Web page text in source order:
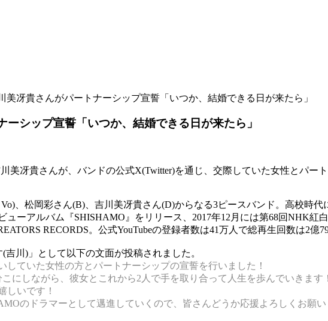
美冴貴さんがパートナーシップ宣誓「いつか、結婚できる日が来たら」
ーシップ宣誓「いつか、結婚できる日が来たら」
美冴貴さんが、バンドの公式X(Twitter)を通じ、交際していた女性とパー
、松岡彩さん(B)、吉川美冴貴さん(D)からなる3ピースバンド。高校時
ューアルバム『SHISHAMO』をリリース、2017年12月には第68回NHK
RECORDS。公式YouTubeの登録者数は41万人で総再生回数は2億
川)」として以下の文面が投稿されました。
していた女性の方とパートナーシップの宣誓を行いました！
にしながら、彼女とこれから2人で手を取り合って人生を歩んでいきます
しいです！
のドラマーとして邁進していくので、皆さんどうか応援よろしくお願